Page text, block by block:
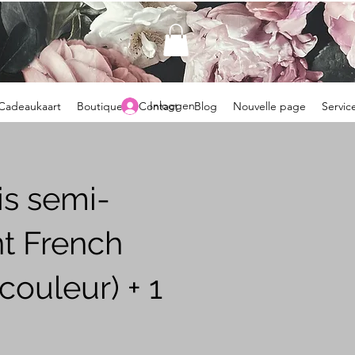
Boutique Contact Blog Nouvelle page
Inloggen
semi-
French
+ 1